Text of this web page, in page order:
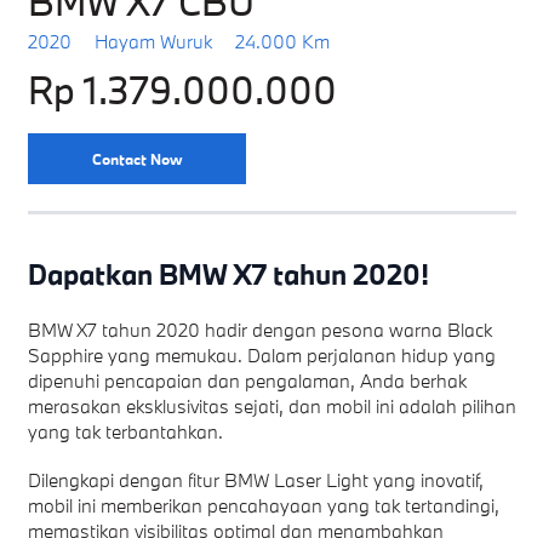
2020 Hayam Wuruk 24.000 Km
Rp 1.379.000.000
Contact Now
Dapatkan BMW X7 tahun 2020!
BMW X7 tahun 2020 hadir dengan pesona warna Black
Sapphire yang memukau. Dalam perjalanan hidup yang
dipenuhi pencapaian dan pengalaman, Anda berhak
merasakan eksklusivitas sejati, dan mobil ini adalah pilihan
yang tak terbantahkan.
Dilengkapi dengan fitur BMW Laser Light yang inovatif,
mobil ini memberikan pencahayaan yang tak tertandingi,
memastikan visibilitas optimal dan menambahkan